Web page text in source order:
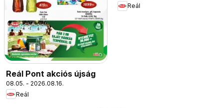
Reál Pont akciós újság
08.05. - 2026.08.16.
Reál
Reál